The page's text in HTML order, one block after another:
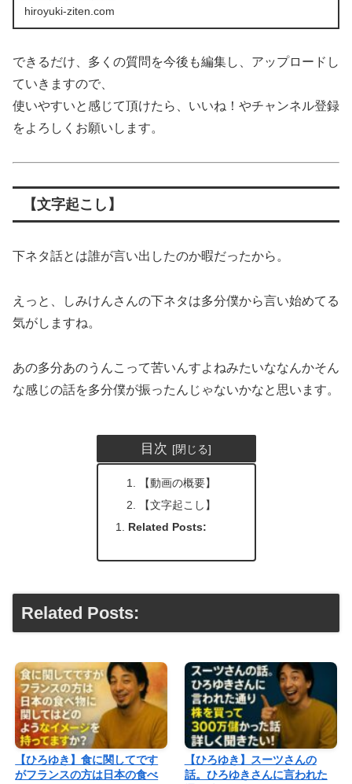
hiroyuki-ziten.com
できるだけ、多くの質問を今後も編集し、アップロードし
ていきますので、
使いやすいと感じて頂けたら、いいね！やチャンネル登録
をよろしくお願いします。
【文字起こし】
下ネタ話とは誰が言い出したのか暇だったから。
えっと、しみけんさんの下ネタは多分僕から言い始めてる
気がしますね。
あの多分あのうんこって苦いんすよねみたいななんかそん
な感じの話を多分僕が振ったんじゃないかなと思います。
目次
【動画の概要】
【文字起こし】
Related Posts:
Related Posts:
【ひろゆき】食に関してです
がフランスの方は日本の食べ
【ひろゆき】スーツさんの
話。ひろゆきさんに言われた